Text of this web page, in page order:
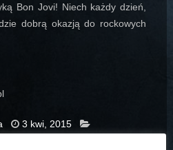
Bon Jovi! Niech każdy dzień,
dobrą okazją do rockowych
3 kwi, 2015